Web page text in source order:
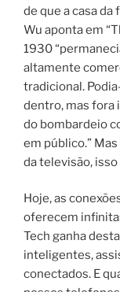
de que a casa
Wu aponta em
1930
altamente
tradicional.
dentro, mas fora
do bombardeio
em público.”
da televisão,
Hoje, as
oferecem
Tech ganha
inteligentes,
conectados. E